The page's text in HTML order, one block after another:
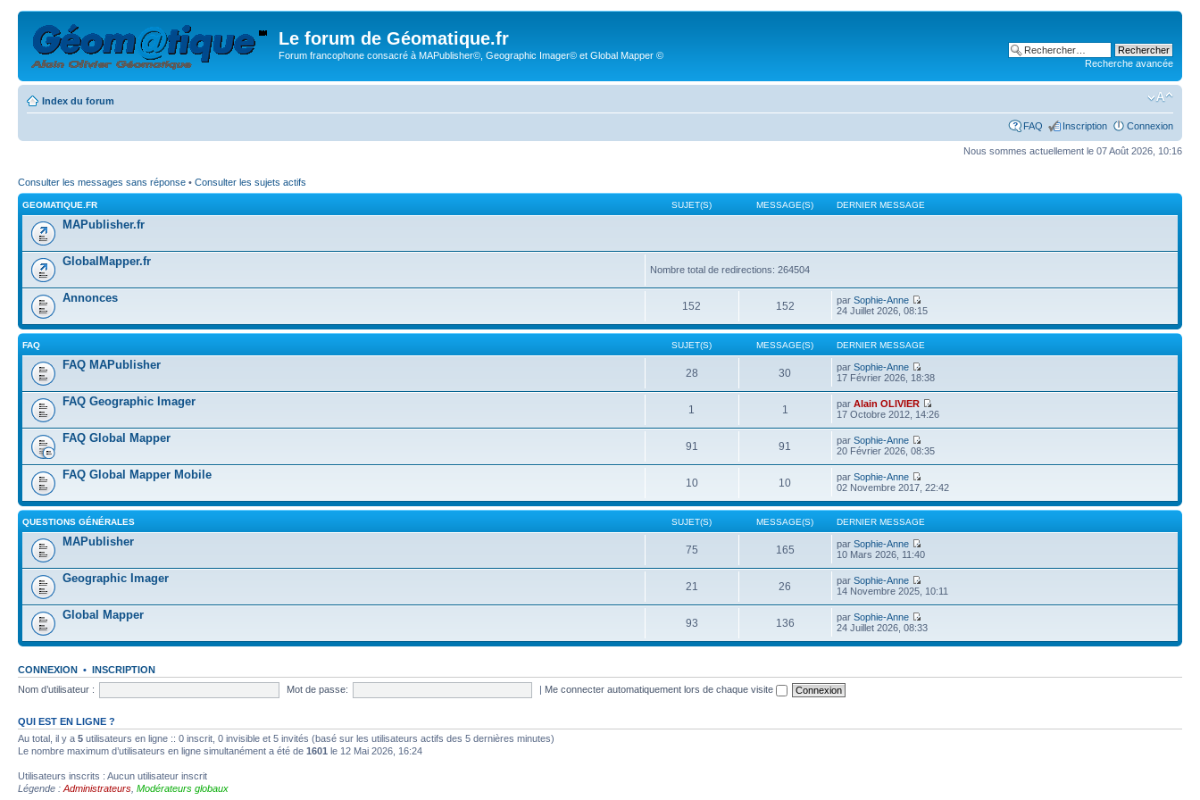
Le forum de Géomatique.fr
Forum francophone consacré à MAPublisher©, Geographic Imager© et Global Mapper ©
Recherche avancée
Index du forum
FAQ Inscription Connexion
Nous sommes actuellement le 07 Août 2026, 10:16
Consulter les messages sans réponse • Consulter les sujets actifs
GEOMATIQUE.FR SUJET(S) MESSAGE(S) DERNIER MESSAGE
MAPublisher.fr
GlobalMapper.fr
Nombre total de redirections: 264504
Annonces
152 152 parSophie-Anne
24 Juillet 2026, 08:15
FAQ SUJET(S) MESSAGE(S) DERNIER MESSAGE
FAQ MAPublisher
28 30 parSophie-Anne
17 Février 2026, 18:38
FAQ Geographic Imager
1 1 parAlain OLIVIER
17 Octobre 2012, 14:26
FAQ Global Mapper
91 91 parSophie-Anne
20 Février 2026, 08:35
FAQ Global Mapper Mobile
10 10 parSophie-Anne
02 Novembre 2017, 22:42
QUESTIONS GÉNÉRALES SUJET(S) MESSAGE(S) DERNIER MESSAGE
MAPublisher
75 165 parSophie-Anne
10 Mars 2026, 11:40
Geographic Imager
21 26 parSophie-Anne
14 Novembre 2025, 10:11
Global Mapper
93 136 parSophie-Anne
24 Juillet 2026, 08:33
CONNEXION • INSCRIPTION
Nom d’utilisateur :
Mot de passe: | Me connecter automatiquement lors de chaque visite
QUI EST EN LIGNE ?
Au total, il y a 5 utilisateurs en ligne :: 0 inscrit, 0 invisible et 5 invités (basé sur les utilisateurs actifs des 5 dernières minutes)
Le nombre maximum d’utilisateurs en ligne simultanément a été de 1601 le 12 Mai 2026, 16:24
Utilisateurs inscrits : Aucun utilisateur inscrit
Légende : Administrateurs Modérateurs globaux